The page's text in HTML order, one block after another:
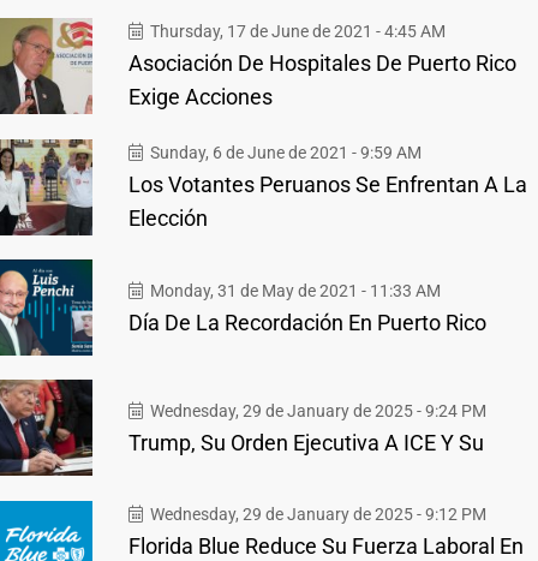
Thursday, 17 de June de 2021 - 4:45 AM
Asociación De Hospitales De Puerto Rico
Exige Acciones
Sunday, 6 de June de 2021 - 9:59 AM
Los Votantes Peruanos Se Enfrentan A La
Elección
Monday, 31 de May de 2021 - 11:33 AM
Día De La Recordación En Puerto Rico
Wednesday, 29 de January de 2025 - 9:24 PM
Trump, Su Orden Ejecutiva A ICE Y Su
Wednesday, 29 de January de 2025 - 9:12 PM
Florida Blue Reduce Su Fuerza Laboral En